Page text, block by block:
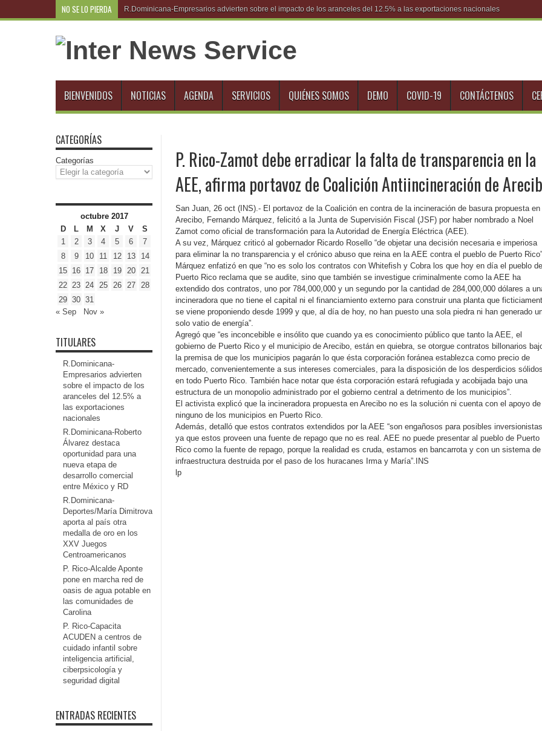
NO SE LO PIERDA R.Dominicana-Empresarios advierten sobre el impacto de los aranceles del 12.5% a las exportaciones nacionales
BIENVENIDOS NOTICIAS AGENDA SERVICIOS QUIÉNES SOMOS DEMO COVID-19 CONTÁCTENOS
P. Rico-Zamot debe erradicar la falta de transparencia en la
AEE, afirma portavoz de Coalición Antiincineración de
San Juan, 26 oct (INS).- El portavoz de la Coalición en contra de la incineración de basura propuesta en
Arecibo, Fernando Márquez, felicitó a la Junta de Supervisión Fiscal (JSF) por haber nombrado a Noel
Zamot como oficial de transformación para la Autoridad de Energía Eléctrica (AEE).
A su vez, Márquez criticó al gobernador Ricardo Rosello “de objetar una decisión necesaria e imperiosa
para eliminar la no transparencia y el crónico abuso que reina en la AEE contra el pueblo de Puerto
Márquez enfatizó en que “no es solo los contratos con Whitefish y Cobra los que hoy en día el pueblo de
Puerto Rico reclama que se audite, sino que también se investigue criminalmente como la AEE ha
extendido dos contratos, uno por 784,000,000 y un segundo por la cantidad de 284,000,000 dólares a
incineradora que no tiene el capital ni el financiamiento externo para construir una planta que
se viene proponiendo desde 1999 y que, al día de hoy, no han puesto una sola piedra ni han generado
solo vatio de energía”.
Agregó que “es inconcebible e insólito que cuando ya es conocimiento público que tanto la AEE, el
gobierno de Puerto Rico y el municipio de Arecibo, están en quiebra, se otorgue contratos billonarios
la premisa de que los municipios pagarán lo que ésta corporación foránea establezca como precio de
mercado, convenientemente a sus intereses comerciales, para la disposición de los desperdicios sólidos
en todo Puerto Rico. También hace notar que ésta corporación estará refugiada y acobijada bajo una
estructura de un monopolio administrado por el gobierno central a detrimento de los municipios”.
El activista explicó que la incineradora propuesta en Arecibo no es la solución ni cuenta con el apoyo de
ninguno de los municipios en Puerto Rico.
Además, detalló que estos contratos extendidos por la AEE “son engañosos para posibles
ya que estos proveen una fuente de repago que no es real. AEE no puede presentar al pueblo de Puerto
Rico como la fuente de repago, porque la realidad es cruda, estamos en bancarrota y con un sistema de
infraestructura destruida por el paso de los huracanes Irma y María”.INS
lp
CATEGORÍAS
Categorías
octubre 2017
D
L M X J V
S
1
2 3 4 5 6
7
8
9 10 11 12 13
14
15 16 17 18 19 20
21
22 23 24 25 26 27
28
29 30 31
« Sep
Nov »
TITULARES
R.Dominicana-
Empresarios advierten
sobre el impacto de los
aranceles del 12.5% a
las exportaciones
nacionales
R.Dominicana-Roberto
Álvarez destaca
oportunidad para una
nueva etapa de
desarrollo comercial
entre México y RD
R.Dominicana-
Deportes/María Dimitrova
aporta al país otra
medalla de oro en los
XXV Juegos
Centroamericanos
P. Rico-Alcalde Aponte
pone en marcha red de
oasis de agua potable en
las comunidades de
Carolina
P. Rico-Capacita
ACUDEN a centros de
cuidado infantil sobre
inteligencia artificial,
ciberpsicología y
seguridad digital
ENTRADAS RECIENTES